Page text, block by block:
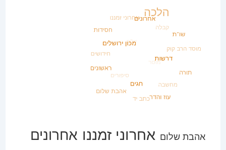
אהבת שלום אחרוני זמננו אחרונים